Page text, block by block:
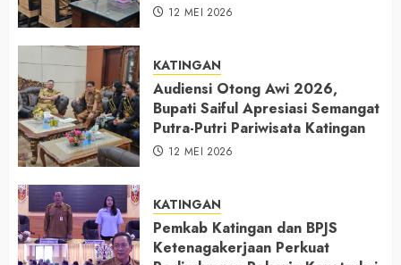
12 MEI 2026
KATINGAN
Audiensi Otong Awi 2026,
Bupati Saiful Apresiasi Semangat
Putra-Putri Pariwisata Katingan
12 MEI 2026
KATINGAN
Pemkab Katingan dan BPJS
Ketenagakerjaan Perkuat